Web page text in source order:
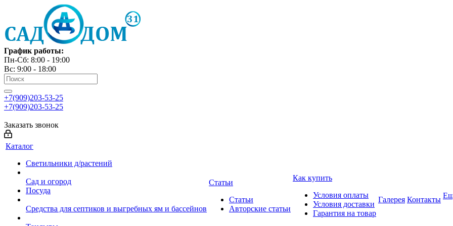
График работы:
Пн-Сб: 8:00 - 19:00
Вс: 9:00 - 18:00
+7(909)203-53-25
+7(909)203-53-25
Заказать звонок
Каталог
Светильники д/растений
Сад и огород
Посуда
Средства для септиков и выгребных ям и бассейнов
Статьи
Статьи
Авторские статьи
Как купить
Условия оплаты
Условия доставки
Гарантия на товар
Галерея Контакты